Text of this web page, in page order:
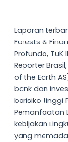
Laporan
Forests &
Profundo, TuK
Reporter
of the Earth
bank dan
berisiko tinggi
Pemanfaatan
kebijakan
yang